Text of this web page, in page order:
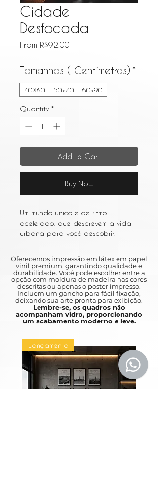
Cidade
Desfocada
From R$92.00
Tamanhos ( Centímetros) *
40X60 50x70 60x90
Quantity *
Add to Cart
Buy Now
Um mundo único e de ritmo
acelerado, que descrevem a vida
urbana para você descobrir.
metrópoles movimentadas como
Nova York e São Paulo, a arte
urbana é um ótimo complemento
para qualquer casa.
A unique and fast pace, which can
various works of art depicting life in
busy metropolises such as New York
and São Paulo, an urban art is a
great addition to any home.
Oferecemos impressão em látex em papel
vinil premium, garantindo qualidade e
durabilidade. Você pode escolher entre a
opção com moldura de madeira nas cores
descritas ou apenas o poster impresso.
Incluem um gancho para fácil fixação,
deixando sua arte pronta para exibição.
Lembre-se, os quadros não
acompanham vidro, proporcionando
um acabamento moderno e leve.
Lançamento